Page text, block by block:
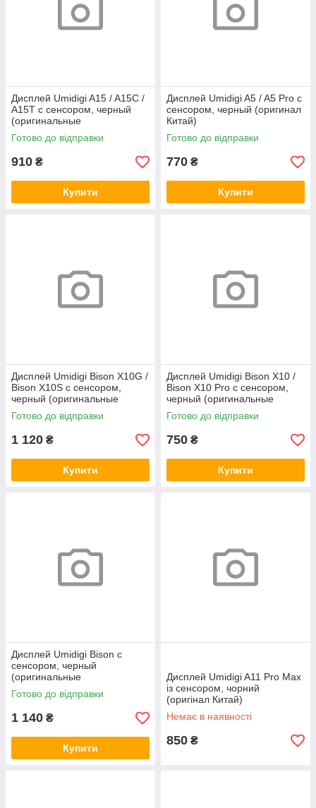
Дисплей Umidigi A15 / A15C /
A15T с сенсором, черный
(оригинальные
комплектующие)
Готово до відправки
910 ₴
Купити
Дисплей Umidigi A5 / A5 Pro с
сенсором, черный (оригинал
Китай)
Готово до відправки
770 ₴
Купити
Дисплей Umidigi Bison X10G /
Bison X10S с сенсором,
черный (оригинальные
комплектующие)
Готово до відправки
1 120 ₴
Купити
Дисплей Umidigi Bison X10 /
Bison X10 Pro с сенсором,
черный (оригинальные
комплектеющие)
Готово до відправки
750 ₴
Купити
Дисплей Umidigi Bison с
сенсором, черный
(оригинальные
комплектеющие)
Готово до відправки
1 140 ₴
Купити
Дисплей Umidigi A11 Pro Max
із сенсором, чорний
(оригінал Китай)
Немає в наявності
850 ₴